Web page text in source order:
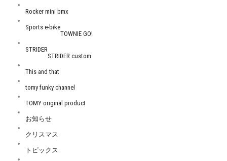
Rocker mini bmx
Sports e-bike
TOWNIE GO!
STRIDER
STRIDER custom
This and that
tomy funky channel
TOMY original product
お知らせ
クリスマス
トピックス